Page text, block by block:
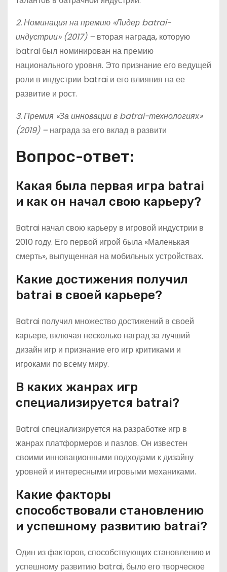
2. Номинация на премию «Лидер batrai-
индустрии» (2017) – вторая награда, которую
batrai был номинирован на премию
национального уровня. Это признание его ведущей
роли в индустрии batrai и его влияния на ее
развитие и рост.
3. Премия «За инновации в batrai-технологиях»
(2019) – награда за его вклад в развити
Вопрос-ответ:
Какая была первая игра batrai
и как он начал свою карьеру?
Batrai начал свою карьеру в игровой индустрии в
2010 году. Его первой игрой была «Маленькая
смерть», выпущенная на мобильных устройствах.
Какие достижения получил
batrai в своей карьере?
Batrai получил множество достижений в своей
карьере, включая несколько наград за лучший
дизайн игр и признание его игр критиками и
игроками по всему миру.
В каких жанрах игр
специализируется batrai?
Batrai специализируется на разработке игр в
жанрах платформеров и пазлов. Он известен
своими инновационными подходами к дизайну
уровней и интересными игровыми механиками.
Какие факторы
способствовали становлению
и успешному развитию batrai?
Один из факторов, способствующих становлению и
успешному развитию batrai, было его творческое